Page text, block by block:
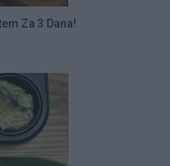
Za 3 Dana!